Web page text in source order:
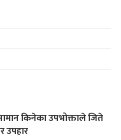
किनेका उपभोक्ताले जिते
उपहार